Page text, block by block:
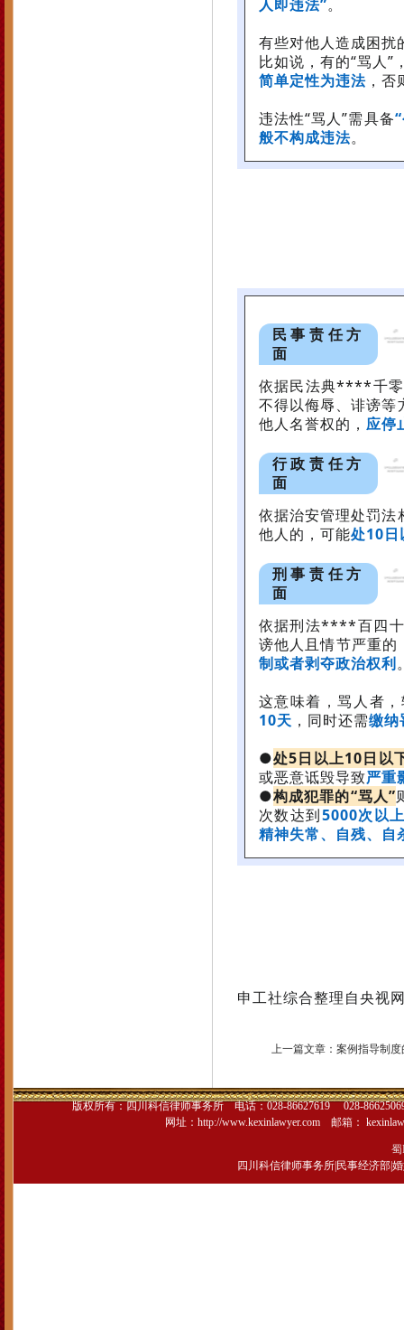
人即违法”。
有些对他人造成困扰
比如说，有的“骂人”
简单定性为违法，否
违法性“骂人”需具备
般不构成违法。
民事责任方
面
依据民法典****千零
不得以侮辱、诽谤等
他人名誉权的， 应停
行政责任方
面
依据治安管理处罚法
他人的，可能处10日
刑事责任方
面
依据刑法****百四十
谤他人且情节严重的
制或者剥夺政治权利
这意味着，骂人者，
10天 ，同时还需缴纳
●处5日以上10日以
或恶意诋毁导致严重
●构成犯罪的“骂人”
次数达到5000次以
精神失常、自残、自
申工社综合整理自央视
上一篇文章： 案例指导制
版权所有：四川科信律师事务所电话：028-86627619 028-
网址： http://www.kexinlawyer.com邮箱：
蜀
四川科信律师事务所 民事经济部